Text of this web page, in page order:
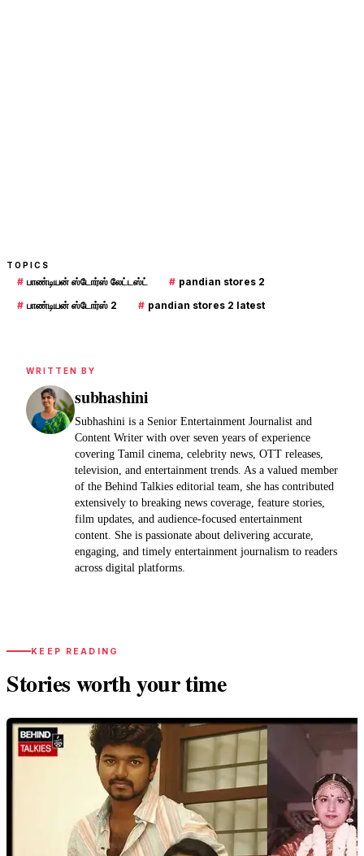
TOPICS
# பாண்டியன் ஸ்டோர்ஸ் லேட்டஸ்ட் # pandian stores 2
# பாண்டியன் ஸ்டோர்ஸ் 2 # pandian stores 2 latest
WRITTEN BY
subhashini
Subhashini is a Senior Entertainment Journalist and
Content Writer with over seven years of experience
covering Tamil cinema, celebrity news, OTT releases,
television, and entertainment trends. As a valued member
of the Behind Talkies editorial team, she has contributed
extensively to breaking news coverage, feature stories,
film updates, and audience-focused entertainment
content. She is passionate about delivering accurate,
engaging, and timely entertainment journalism to readers
across digital platforms.
KEEP READING
Stories worth your time